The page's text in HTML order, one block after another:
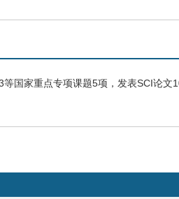
国家重点专项课题5项，发表SCI论文